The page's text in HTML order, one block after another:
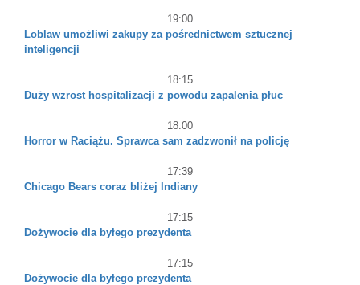
19:00
Loblaw umożliwi zakupy za pośrednictwem sztucznej
inteligencji
18:15
Duży wzrost hospitalizacji z powodu zapalenia płuc
18:00
Horror w Raciążu. Sprawca sam zadzwonił na policję
17:39
Chicago Bears coraz bliżej Indiany
17:15
Dożywocie dla byłego prezydenta
17:15
Dożywocie dla byłego prezydenta